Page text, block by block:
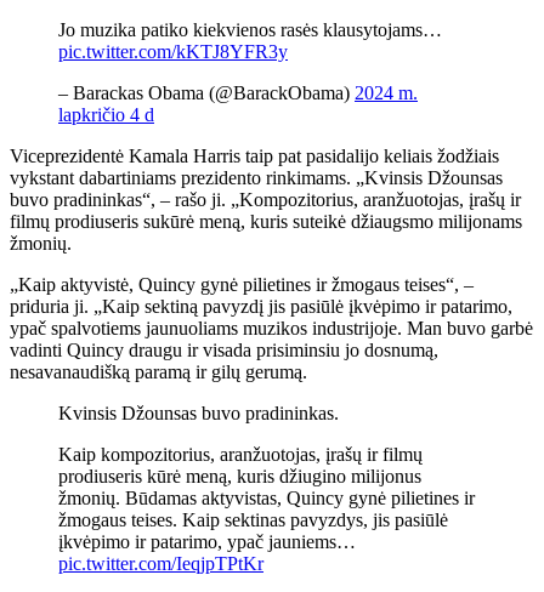
Jo muzika patiko kiekvienos rasės klausytojams…
pic.twitter.com/kKTJ8YFR3y
– Barackas Obama (@BarackObama) 2024 m.
lapkričio 4 d
Viceprezidentė Kamala Harris taip pat pasidalijo keliais žodžiais
vykstant dabartiniams prezidento rinkimams. „Kvinsis Džounsas
buvo pradininkas“, – rašo ji. „Kompozitorius, aranžuotojas, įrašų ir
filmų prodiuseris sukūrė meną, kuris suteikė džiaugsmo milijonams
žmonių.
„Kaip aktyvistė, Quincy gynė pilietines ir žmogaus teises“, –
priduria ji. „Kaip sektiną pavyzdį jis pasiūlė įkvėpimo ir patarimo,
ypač spalvotiems jaunuoliams muzikos industrijoje. Man buvo garbė
vadinti Quincy draugu ir visada prisiminsiu jo dosnumą,
nesavanaudišką paramą ir gilų gerumą.
Kvinsis Džounsas buvo pradininkas.
Kaip kompozitorius, aranžuotojas, įrašų ir filmų
prodiuseris kūrė meną, kuris džiugino milijonus
žmonių. Būdamas aktyvistas, Quincy gynė pilietines ir
žmogaus teises. Kaip sektinas pavyzdys, jis pasiūlė
įkvėpimo ir patarimo, ypač jauniems…
pic.twitter.com/IeqjpTPtKr